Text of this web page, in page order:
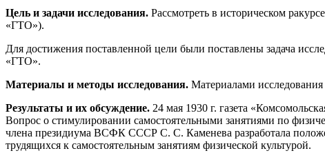
Цель и задачи исследования. Рассмотреть в историческом
«ГТО»).
Для достижения поставленной цели были поставлены задача
«ГТО».
Материалы и методы исследования. Материалами
Результаты и их обсуждение. 24 мая 1930 г. газета
Вопрос о стимулировании самостоятельными занятиями по
члена президиума ВСФК СССР С. С. Каменева разработала
трудящихся к самостоятельным занятиям физической культурой.